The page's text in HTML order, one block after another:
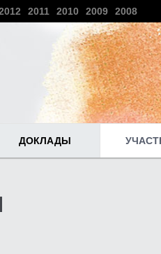
2011 2010 2009 2008
ДОКЛАДЫ